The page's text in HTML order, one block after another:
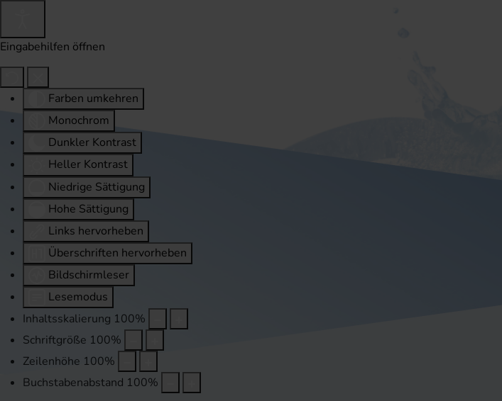
Eingabehilfen öffnen
Farben umkehren
Monochrom
Dunkler Kontrast
Heller Kontrast
Niedrige Sättigung
Hohe Sättigung
Links hervorheben
Überschriften hervorheben
Bildschirmleser
Lesemodus
Inhaltsskalierung 100%
Schriftgröße 100%
Zeilenhöhe 100%
Buchstabenabstand 100%